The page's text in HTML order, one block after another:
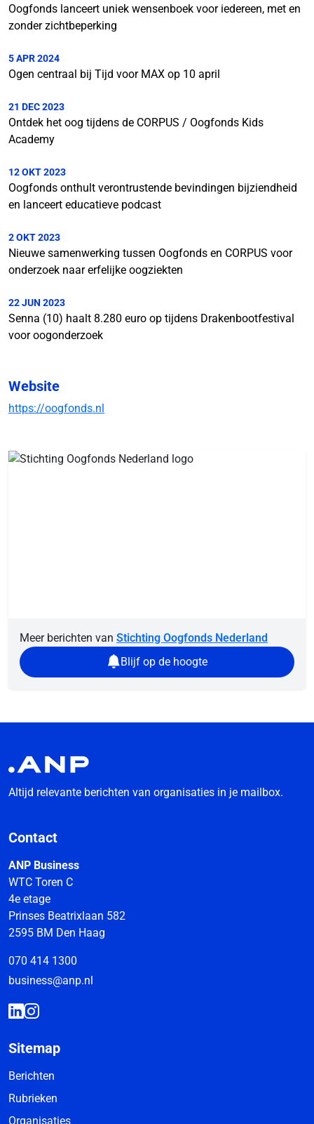
Oogfonds lanceert uniek wensenboek voor iedereen, met en
zonder zichtbeperking
5 APR 2024
Ogen centraal bij Tijd voor MAX op 10 april
21 DEC 2023
Ontdek het oog tijdens de CORPUS / Oogfonds Kids
Academy
12 OKT 2023
Oogfonds onthult verontrustende bevindingen bijziendheid
en lanceert educatieve podcast
2 OKT 2023
Nieuwe samenwerking tussen Oogfonds en CORPUS voor
onderzoek naar erfelijke oogziekten
22 JUN 2023
Senna (10) haalt 8.280 euro op tijdens Drakenbootfestival
voor oogonderzoek
Website
https://oogfonds.nl
Meer berichten van Stichting Oogfonds Nederland
Blijf op de hoogte
Altijd relevante berichten van organisaties in je mailbox.
Contact
ANP Business
WTC Toren C
4e etage
Prinses Beatrixlaan 582
2595 BM Den Haag
070 414 1300
business@anp.nl
Sitemap
Berichten
Rubrieken
Organisaties